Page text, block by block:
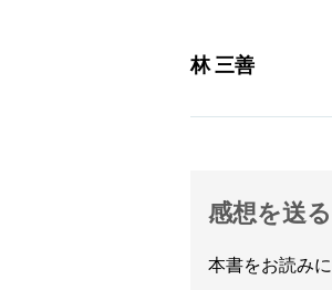
林 三善
感想を送る
本書をお読み